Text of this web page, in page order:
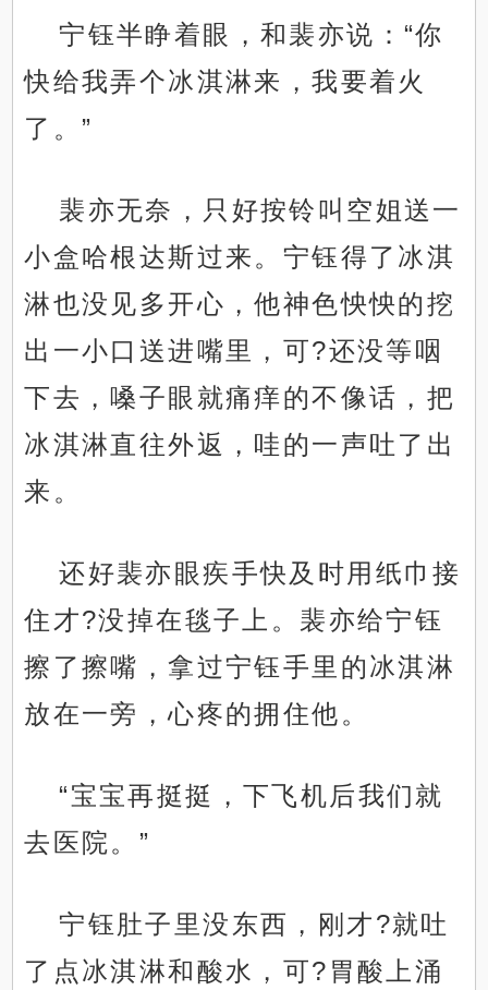
宁钰半睁着眼，和裴亦说：“你
快给我弄个冰淇淋来，我要着火
了。”
裴亦无奈，只好按铃叫空姐送一
小盒哈根达斯过来。宁钰得了冰淇
淋也没见多开心，他神色怏怏的挖
出一小口送进嘴里，可?还没等咽
下去，嗓子眼就痛痒的不像话，把
冰淇淋直往外返，哇的一声吐了出
来。
还好裴亦眼疾手快及时用纸巾接
住才?没掉在毯子上。裴亦给宁钰
擦了擦嘴，拿过宁钰手里的冰淇淋
放在一旁，心疼的拥住他。
“宝宝再挺挺，下飞机后我们就
去医院。”
宁钰肚子里没东西，刚才?就吐
了点冰淇淋和酸水，可?胃酸上涌